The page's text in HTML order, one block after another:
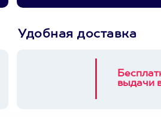
Удобная доставка
выдачи